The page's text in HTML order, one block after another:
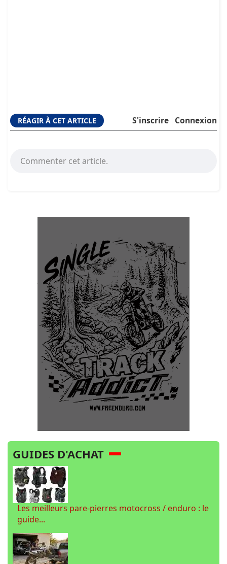
RÉAGIR À CET ARTICLE Connexion
S'inscrire
Commenter cet article.
GUIDES D'ACHAT
Les meilleurs pare-pierres motocross / enduro : le
guide...